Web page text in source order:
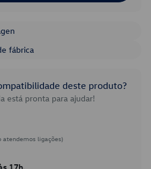
fábrica
deste produto?
está pronta para ajudar!
atendemos ligações)